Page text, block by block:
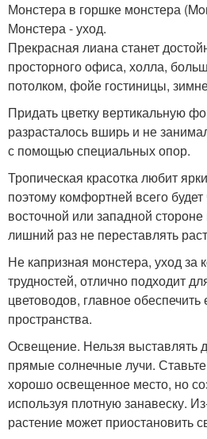
Монстера в горшке монстера
Монстера - уход.
Прекрасная лиана станет
просторного офиса, холла,
потолком, фойе гостиницы,
Придать цветку вертикальную
разрасталось вширь и не
с помощью специальных опор.
Тропическая красотка любит
поэтому комфортней всего
восточной или западной
лишний раз не переставлять
Не капризная монстера, уход за
трудностей, отлично подходит
цветоводов, главное обеспечить
пространства.
Освещение. Нельзя выставлять
прямые солнечные лучи.
хорошо освещенное место, но
используя плотную занавеску.
растение может приостановить